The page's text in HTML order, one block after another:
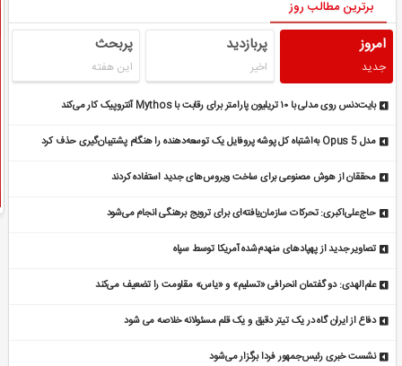
برترین مطالب روز
امروز
جدید
پربازدید
اخیر
پربحث
این هفته
بایت‌دنس روی مدلی با ۱۰ تریلیون پارامتر برای رقابت با Mythos آنتروپیک کار می‌کند
مدل Opus 5 به‌اشتباه کل پوشه پروفایل یک توسعه‌دهنده را هنگام پشتیبان‌گیری حذف کرد
محققان از هوش مصنوعی برای ساخت ویروس‌های جدید استفاده کردند
حاج‌علی‌اکبری: تحرکات سازمان‌یافته‌ای برای ترویج برهنگی انجام می‌شود
تصاویر جدید از پهپادهای منهدم‌شده آمریکا توسط سپاه
علم‌الهدی: دو گفتمان انحرافی «تسلیم» و «یاس» مقاومت را تضعیف می‌کند
دفاع از ایران گاه در یک تیتر دقیق و یک قلم مسئولانه خلاصه می شود
نشست خبری رئیس‌جمهور فردا برگزار می‌شود